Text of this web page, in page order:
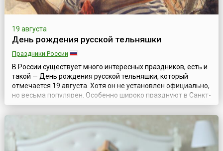
19 августа
День рождения русской тельняшки
Праздники России
В России существует много интересных праздников, есть и
такой — День рождения русской тельняшки, который
отмечается 19 августа. Хотя он не установлен официально,
но весьма популярен. Особенно широко празднуют в Санкт-
Петербурге, где энтузиасты отмечают его как собственную
традицию. Тельняшка (в народе также — тельник) —
нательная полосатая рубаха (отсюда и название), которую
как предмет унифор...